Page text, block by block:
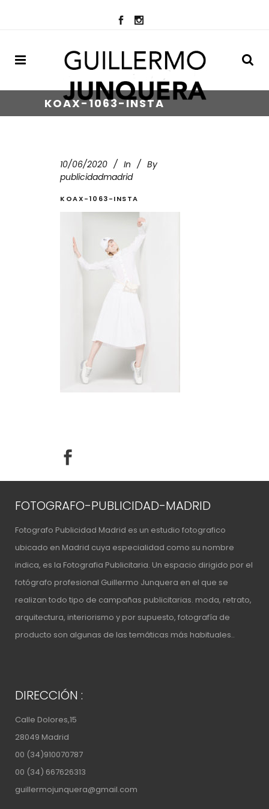
KOAX-1063-INSTA
10/06/2020 In
By
publicidadmadrid
KOAX-1063-INSTA
FOTOGRAFO-PUBLICIDAD-MADRID
Fotografo Publicidad Madrid es un estudio fotografico
ubicado en Madrid cuya especialidad como su nombre
indica, es la Fotografia Publicitaria. Un espacio dirigido por el
fotógrafo profesional Guillermo Junquera en el que se
realizan todo tipo de campañas publicitarias. moda, retrato,
arquitectura, interiorismo y por supuesto, fotografía de
producto son algunas de las temáticas más habituales..
DIRECCIÓN :
Calle Dolores,15
28049 Madrid
00 (34)910070787
00 (34) 667626313
guillermojunquera@gmail.com